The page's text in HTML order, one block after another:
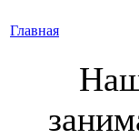
Главная